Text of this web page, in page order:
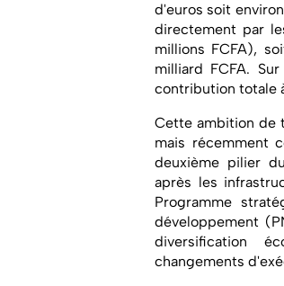
d'euros soit
directement par
millions FCFA),
milliard FCFA.
contribution totale
Cette ambition de
mais récemment
deuxième pilier
après les
Programme
développement
diversification
changements